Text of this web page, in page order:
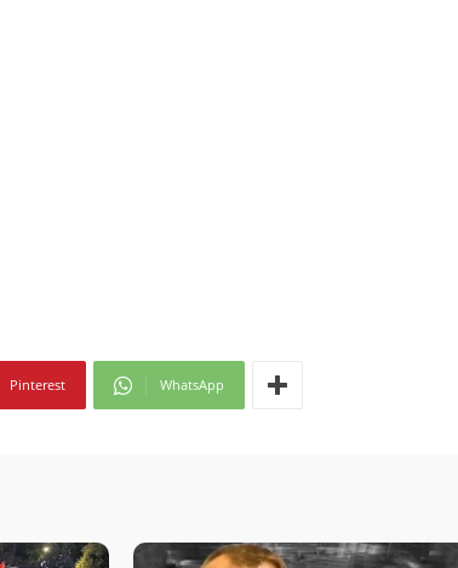
Pinterest WhatsApp